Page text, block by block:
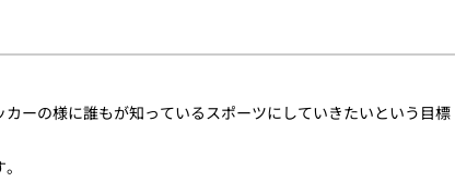
ーの様に誰もが知っているスポーツにしていきたいという目標